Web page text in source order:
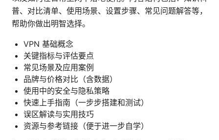
普、对比清单、使用场景、设置步骤、常见问题解答等，
帮助你做出明智选择。
VPN 基础概念
关键指标与评估要点
常见场景及应用案例
品牌与价格对比（含数据）
使用中的安全与隐私策略
快速上手指南（一步步搭建和测试）
误区解读与实用技巧
资源与参考链接（便于进一步自学）